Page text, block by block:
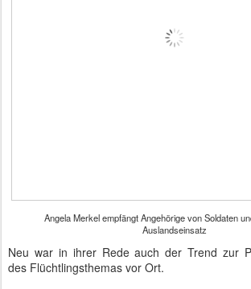
Angela Merkel empfängt Angehörige von Soldaten
Auslandseinsatz
Neu war in ihrer Rede auch der Trend zur
des Flüchtlingsthemas vor Ort.